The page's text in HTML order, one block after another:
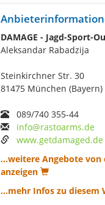
DAMAGE - Jagd-Sport-
Aleksandar Rabadzija
Steinkirchner Str. 30
81475 München (Bayern)
089/740 355-44
info@rastoarms.de
www.getdamaged.de
...weitere Angebote von
anzeigen
...mehr Infos zu diesem